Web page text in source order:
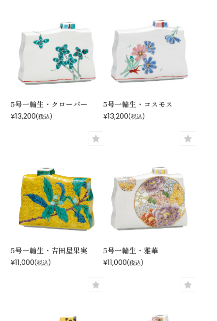
5号一輪生・クローバー
¥13,200(税込)
5号一輪生・コスモス
¥13,200(税込)
5号一輪生・吉田屋果実
¥11,000(税込)
5号一輪生・雅華
¥11,000(税込)